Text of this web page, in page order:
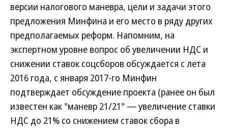
версии налогового маневра, цели и задачи этого
предложения Минфина и его место в ряду других
предполагаемых реформ. Напомним, на
экспертном уровне вопрос об увеличении НДС и
снижении ставок соцсборов обсуждается с лета
2016 года, с января 2017-го Минфин
подтверждает обсуждение проекта (ранее он был
известен как "маневр 21/21" — увеличение ставки
НДС до 21% со снижением ставок сбора в